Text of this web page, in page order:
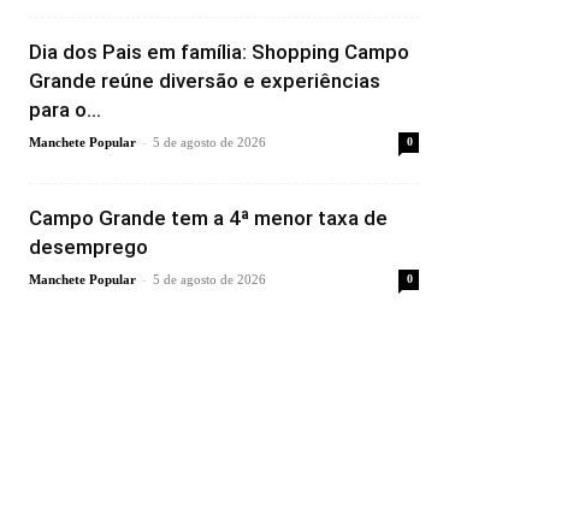
Dia dos Pais em família: Shopping Campo
Grande reúne diversão e experiências
para o...
Manchete Popular - 5 de agosto de 2026 0
Campo Grande tem a 4ª menor taxa de
desemprego
Manchete Popular - 5 de agosto de 2026 0